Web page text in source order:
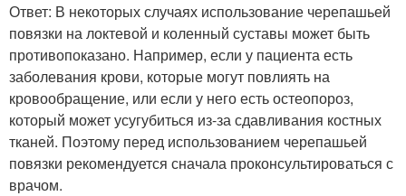
Ответ: В некоторых случаях использование черепашьей
повязки на локтевой и коленный суставы может быть
противопоказано. Например, если у пациента есть
заболевания крови, которые могут повлиять на
кровообращение, или если у него есть остеопороз,
который может усугубиться из-за сдавливания костных
тканей. Поэтому перед использованием черепашьей
повязки рекомендуется сначала проконсультироваться с
врачом.